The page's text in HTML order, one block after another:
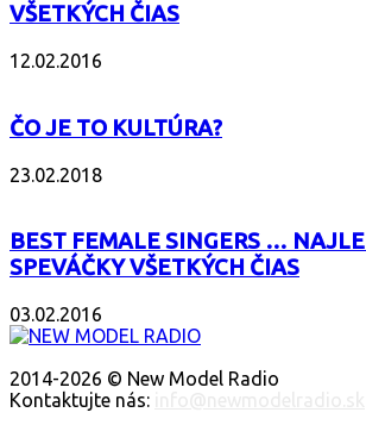
VŠETKÝCH ČIAS
12.02.2016
ČO JE TO KULTÚRA?
23.02.2018
BEST FEMALE SINGERS …
SPEVÁČKY VŠETKÝCH ČIAS
03.02.2016
2014-2026 © New Model Radio
Kontaktujte nás: